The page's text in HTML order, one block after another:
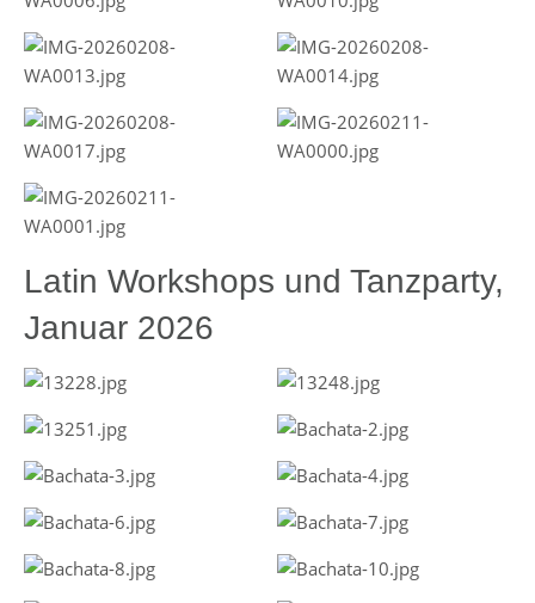
Latin Workshops und Tanzparty,
Januar 2026